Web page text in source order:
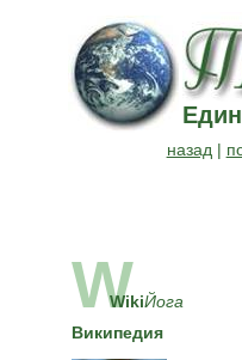
назад |
W
WikiЙога
Википедия